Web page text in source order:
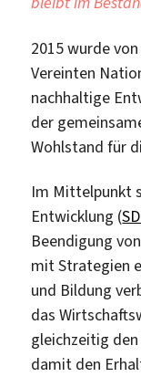
2015 wurde
Vereinten
nachhaltige
der
Wohlstand für
Im Mittelpunkt
Entwicklung (
Beendigung
mit Strategien
und Bildung
das
gleichzeitig
damit den